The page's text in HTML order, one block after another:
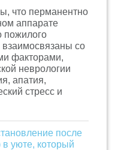
что перманентно
аппарате
пожилого
со
факторами,
неврологии
апатия,
стресс и
после
в уюте, который